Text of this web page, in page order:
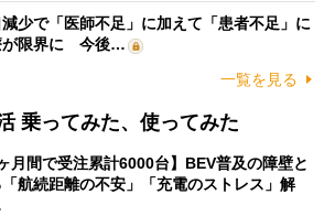
減少で「医師不足」に加えて「患者不足」に
が限界に 今後…
一覧を見る
乗ってみた、使ってみた
ヶ月間で受注累計6000台】BEV普及の障壁と
航続距離の不安」「充電のストレス」解